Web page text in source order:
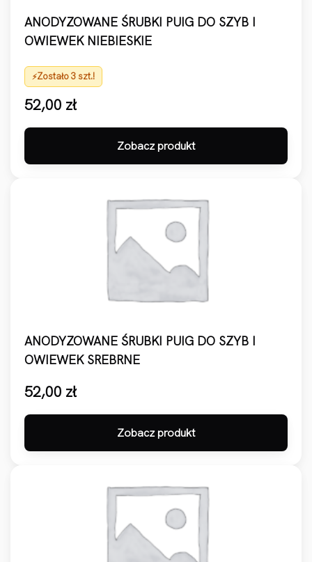
ANODYZOWANE ŚRUBKI PUIG DO SZYB I
OWIEWEK NIEBIESKIE
Zostało 3 szt.!
52,00 zł
Zobacz produkt
ANODYZOWANE ŚRUBKI PUIG DO SZYB I
OWIEWEK SREBRNE
52,00 zł
Zobacz produkt